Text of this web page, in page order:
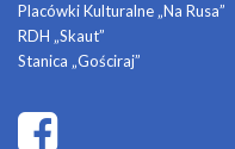
Placówki Kulturalne „Na Rusa”
RDH „Skaut”
Stanica „Gościraj”